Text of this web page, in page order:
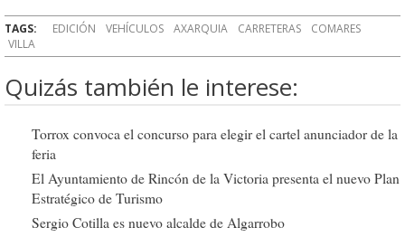
TAGS: EDICIÓN VEHÍCULOS AXARQUIA CARRETERAS
COMARES
VILLA
Quizás también le interese:
Torrox convoca el concurso para elegir el cartel anunciador de la
feria
El Ayuntamiento de Rincón de la Victoria presenta el nuevo Plan
Estratégico de Turismo
Sergio Cotilla es nuevo alcalde de Algarrobo